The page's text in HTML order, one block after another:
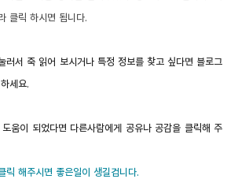
클릭 하시면 됩니다.
러서 죽 읽어 보시거나 특정 정보를 찾고 싶다면 블로그
세요.
움이 되었다면 다른사람에게 공유나 공감을 클릭해 주
릭 해주시면 좋은일이 생길겁니다.